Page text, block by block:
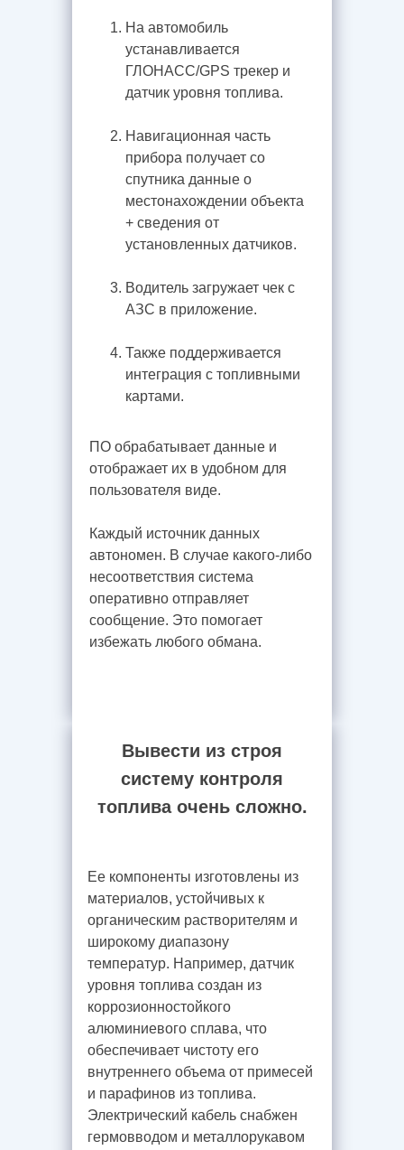
На автомобиль
устанавливается
ГЛОНАСС/GPS трекер и
датчик уровня топлива.
Навигационная часть
прибора получает со
спутника данные о
местонахождении объекта
+ сведения от
установленных датчиков.
Водитель загружает чек с
АЗС в приложение.
Также поддерживается
интеграция с топливными
картами.
ПО обрабатывает данные и
отображает их в удобном для
пользователя виде.
Каждый источник данных
автономен. В случае какого-либо
несоответствия система
оперативно отправляет
сообщение. Это помогает
избежать любого обмана.
Ее компоненты изготовлены из
материалов, устойчивых к
органическим растворителям и
широкому диапазону
температур. Например, датчик
уровня топлива создан из
коррозионностойкого
алюминиевого сплава, что
обеспечивает чистоту его
внутреннего объема от примесей
и парафинов из топлива.
Электрический кабель снабжен
гермовводом и металлорукавом
Вывести из строя
систему контроля
топлива очень сложно.